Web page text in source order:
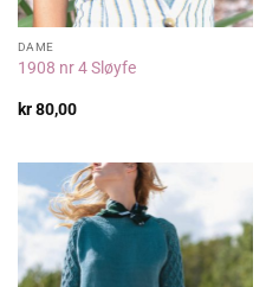
DAME
1908 nr 4 Sløyfe
kr80,00